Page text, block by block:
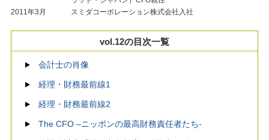
2011年3月
スミダコーポレーション株式会社入社
vol.12の目次一覧
会計士の肖像
経理・財務最前線1
経理・財務最前線2
The CFO –ニッポンの最高財務責任者たち-